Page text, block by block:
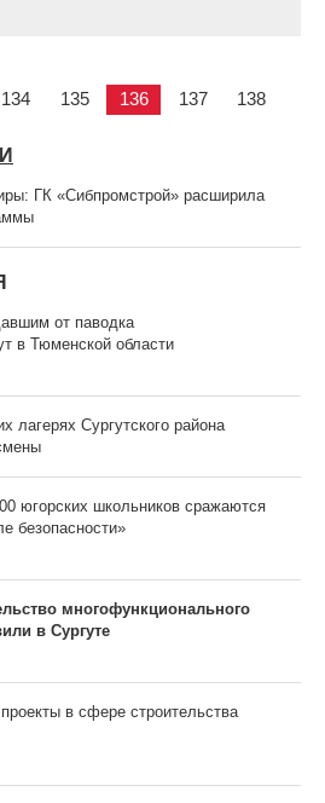
134 135 136 137
138
ГК «Сибпромстрой» расширила
от паводка
в Тюменской области
лагерях Сургутского района
югорских школьников сражаются
безопасности»
многофункционального
в Сургуте
в сфере строительства